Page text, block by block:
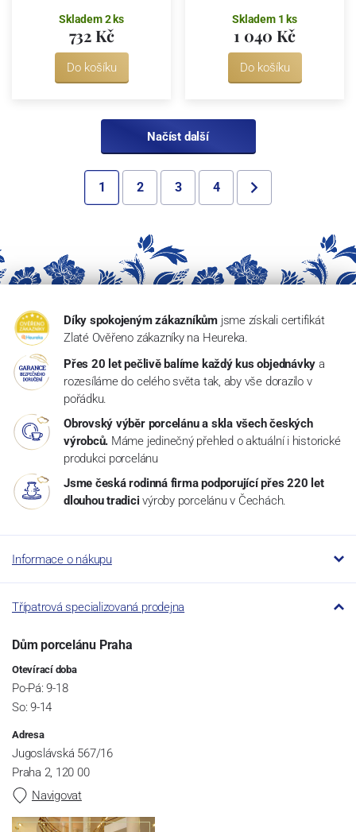
Skladem 2 ks
732 Kč
Do košíku
Skladem 1 ks
1 040 Kč
Do košíku
Načíst další
1 2 3 4
Díky spokojeným zákazníkům jsme získali certifikát
Zlaté Ověřeno zákazníky na Heureka.
Přes 20 let pečlivě balíme každý kus objednávky a
rozesíláme do celého světa tak, aby vše dorazilo v
pořádku.
Obrovský výběr porcelánu a skla všech českých
výrobců. Máme jedinečný přehled o aktuální i historické
produkci porcelánu
Jsme česká rodinná firma podporující přes 220 let
dlouhou tradici výroby porcelánu v Čechách.
Informace o nákupu
Třípatrová specializovaná prodejna
Dům porcelánu Praha
Otevírací doba
Po-Pá: 9-18
So: 9-14
Adresa
Jugoslávská 567/16
Praha 2, 120 00
Navigovat